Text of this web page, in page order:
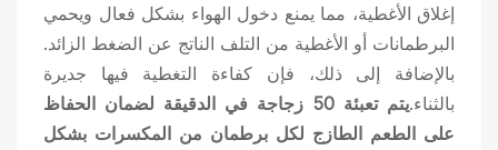
إغلاق الأغطية، مما يمنع دخول الهواء بشكل فعال ويحمي
البرطمانات أو الأغطية من التلف الناتج عن الضغط الزائد.
بالإضافة إلى ذلك، فإن كفاءة التغطية فيها جديرة
بالثناء.
يتم تعبئة 50 زجاجة في الدقيقة لضمان الحفاظ
على الطعم الطازج لكل برطمان من المكسرات بشكل